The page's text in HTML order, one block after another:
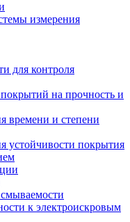
измерения
для контроля
на прочность и
времени и степени
устойчивости покрытия
к электроискровым